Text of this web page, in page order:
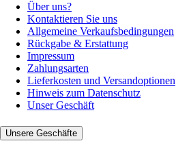
Über uns?
Kontaktieren Sie uns
Allgemeine Verkaufsbedingungen
Rückgabe & Erstattung
Impressum
Zahlungsarten
Lieferkosten und Versandoptionen
Hinweis zum Datenschutz
Unser Geschäft
Unsere Geschäfte